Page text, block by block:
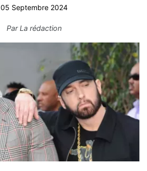
05 Septembre 2024
ParLa rédaction